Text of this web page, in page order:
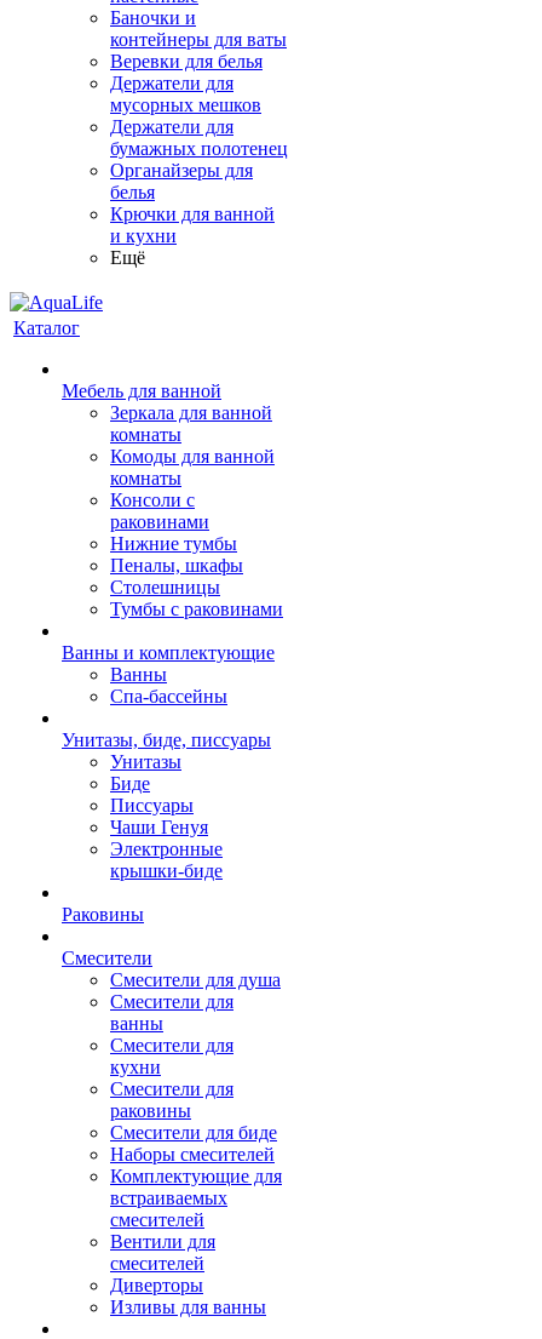
Баночки и
контейнеры для ваты
Веревки для белья
Держатели для
мусорных мешков
Держатели для
бумажных полотенец
Органайзеры для
белья
Крючки для ванной
и кухни
Ещё
Каталог
Мебель для ванной
Зеркала для ванной
комнаты
Комоды для ванной
комнаты
Консоли с
раковинами
Нижние тумбы
Пеналы, шкафы
Столешницы
Тумбы с раковинами
Ванны и комплектующие
Ванны
Спа-бассейны
Унитазы, биде, писсуары
Унитазы
Биде
Писсуары
Чаши Генуя
Электронные
крышки-биде
Раковины
Смесители
Смесители для душа
Смесители для
ванны
Смесители для
кухни
Смесители для
раковины
Смесители для биде
Наборы смесителей
Комплектующие для
встраиваемых
смесителей
Вентили для
смесителей
Диверторы
Изливы для ванны